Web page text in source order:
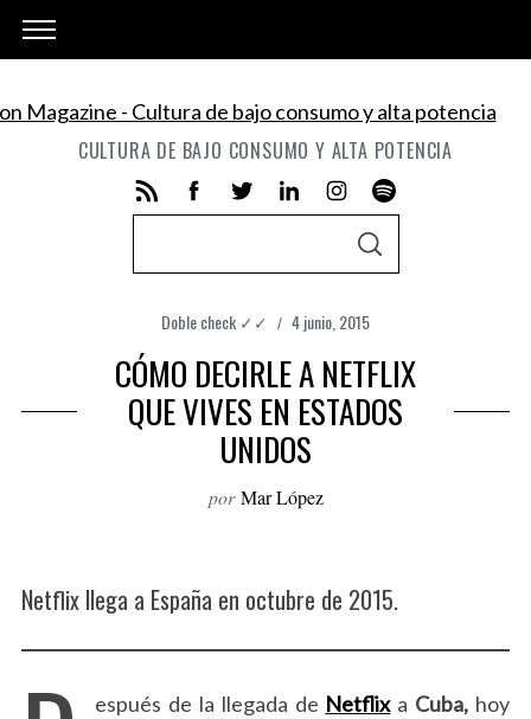
CULTURA DE BAJO CONSUMO Y ALTA POTENCIA
c
h
f
S
C
H
Doble check ✓✓ 4 junio, 2015
CÓMO DECIRLE A NETFLIX
QUE VIVES EN ESTADOS
UNIDOS
por Mar López
Netflix llega a España en octubre de 2015.
espués de la llegada de Netflixa Cuba, hoy